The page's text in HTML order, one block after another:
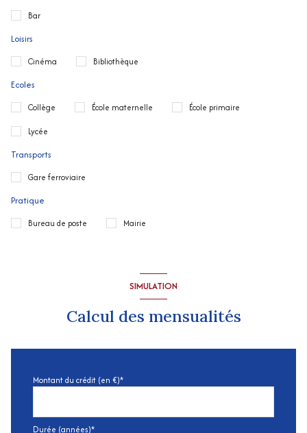
Bar
Loisirs
Cinéma Bibliothèque
Ecoles
Collège École maternelle École primaire
Lycée
Transports
Gare ferroviaire
Pratique
Bureau de poste Mairie
SIMULATION
Calcul des mensualités
Montant du crédit (en €)*
Durée (années)*